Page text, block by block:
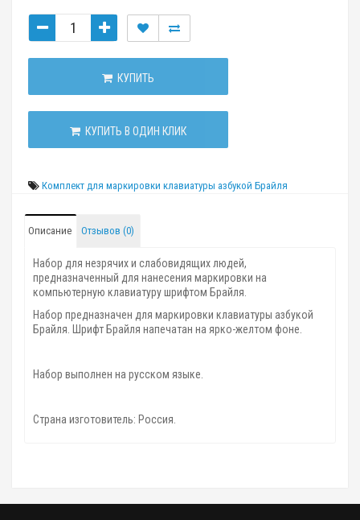
КУПИТЬ
КУПИТЬ В ОДИН КЛИК
Комплект для маркировки клавиатуры азбукой Брайля
Описание Отзывов (0)
Набор для незрячих и слабовидящих людей,
предназначенный для нанесения маркировки на
компьютерную клавиатуру шрифтом Брайля.
Набор предназначен для маркировки клавиатуры азбукой
Брайля. Шрифт Брайля напечатан на ярко-желтом фоне.
Набор выполнен на русском языке.
Страна изготовитель: Россия.